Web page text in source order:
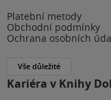
Platební metody
Obchodní podmínky
Ochrana osobních
Vše důležité
Kariéra v Knihy